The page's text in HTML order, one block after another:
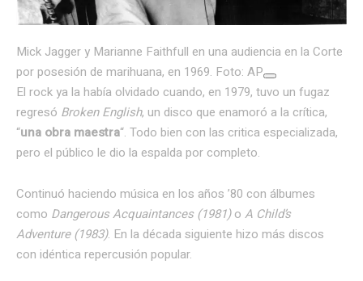
Mick Jagger y Marianne Faithfull en una audiencia en la Corte
por posesión de marihuana, en 1969. Foto: AP
El rock ya la había olvidado cuando, en 1979, tuvo un fugaz
regresó Broken English, un disco que enamoró a la crítica,
“una obra maestra“. Todo bien con las critica especializada,
pero el público le dio la espalda por completo.
Continuó haciendo música en los años ’80 con álbumes
como Dangerous Acquaintances (1981)o A Child’s
Adventure (1983). En la década siguiente hizo más discos
con idéntica repercusión popular.